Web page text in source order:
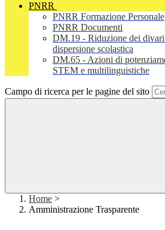
PNRR
PNRR Formazione Personale
PNRR Documenti
DM.19 - Riduzione dei divari
dispersione scolastica
DM.65 - Azioni di
STEM e multilinguistiche
Campo di ricerca per le pagine del sito
Home >
Amministrazione Trasparente